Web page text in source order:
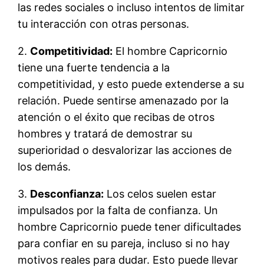
las redes sociales o incluso intentos de limitar
tu interacción con otras personas.
2. Competitividad: El hombre Capricornio
tiene una fuerte tendencia a la
competitividad, y esto puede extenderse a su
relación. Puede sentirse amenazado por la
atención o el éxito que recibas de otros
hombres y tratará de demostrar su
superioridad o desvalorizar las acciones de
los demás.
3. Desconfianza: Los celos suelen estar
impulsados por la falta de confianza. Un
hombre Capricornio puede tener dificultades
para confiar en su pareja, incluso si no hay
motivos reales para dudar. Esto puede llevar